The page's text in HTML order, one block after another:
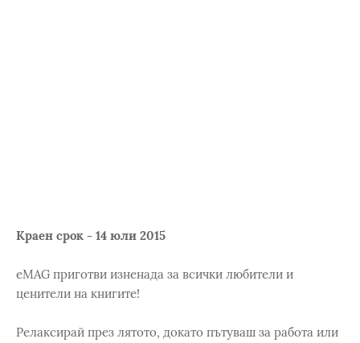
Краен срок - 14 юли 2015
eMAG приготви изненада за всички любители и
ценители на книгите!
Релаксирай през лятото, докато пътуваш за работа или